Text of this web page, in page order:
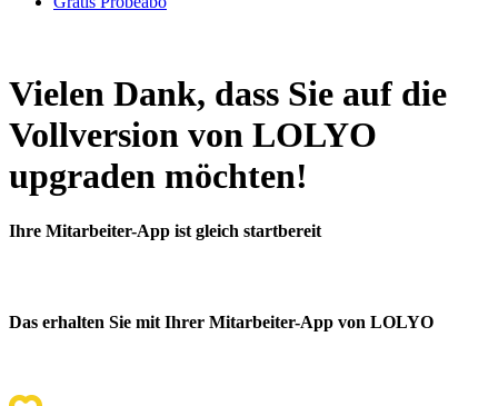
Vielen Dank, dass Sie auf die
Vollversion von LOLYO
upgraden möchten!
Ihre Mitarbeiter-App ist gleich startbereit
Das erhalten Sie mit Ihrer Mitarbeiter-App von LOLYO